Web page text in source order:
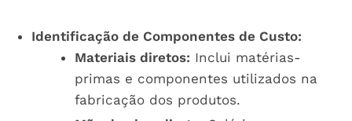
Identificação de Componentes de Custo:
Materiais diretos: Inclui matérias-
primas e componentes utilizados na
fabricação dos produtos.